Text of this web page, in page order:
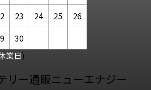
23 24 25
26
30
業日)
リー通販ニューエナジー